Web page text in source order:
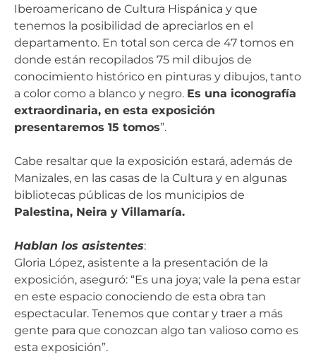
Iberoamericano de Cultura Hispánica y que
tenemos la posibilidad de apreciarlos en el
departamento. En total son cerca de 47 tomos en
donde están recopilados 75 mil dibujos de
conocimiento histórico en pinturas y dibujos, tanto
a color como a blanco y negro. Es una iconografía
extraordinaria, en esta exposición
presentaremos 15 tomos”.
Cabe resaltar que la exposición estará, además de
Manizales, en las casas de la Cultura y en algunas
bibliotecas públicas de los municipios de
Palestina, Neira y Villamaría.
Hablan los asistentes:
Gloria López, asistente a la presentación de la
exposición, aseguró: “Es una joya; vale la pena estar
en este espacio conociendo de esta obra tan
espectacular. Tenemos que contar y traer a más
gente para que conozcan algo tan valioso como es
esta exposición”.